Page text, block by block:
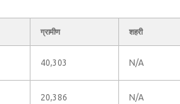
ग्रामीण शहरी
40,303 N/A
20,386 N/A